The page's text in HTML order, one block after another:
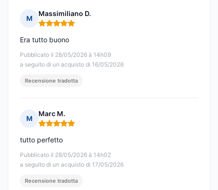
M
Massimiliano D.
Nota: 5 su 5
Pubblicato il 28/05/2026 à 14h09
a seguito di un acquisto di 16/05/2026
Era tutto buono
Recensione tradotta
M
Marc M.
Nota: 5 su 5
Pubblicato il 28/05/2026 à 14h02
a seguito di un acquisto di 17/05/2026
tutto perfetto
Recensione tradotta